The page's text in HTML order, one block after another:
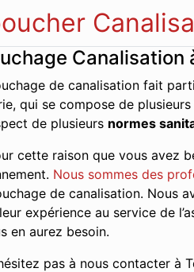
Canalisation
de canalisation fait
qui se compose de
de plusieurs normes
cette raison que vous avez
Nous sommes des
de canalisation. Nous
expérience au service de
en aurez besoin.
pas à nous contacter à